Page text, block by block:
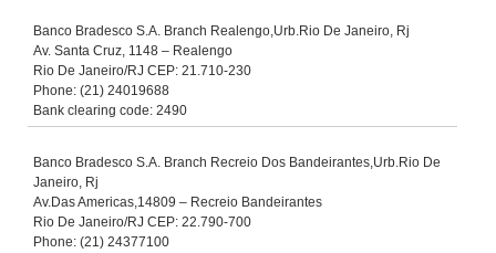
Banco Bradesco S.A. Branch Realengo,Urb.Rio De Janeiro, Rj
Av. Santa Cruz, 1148 – Realengo
Rio De Janeiro/RJ CEP: 21.710-230
Phone: (21) 24019688
Bank clearing code: 2490
Banco Bradesco S.A. Branch Recreio Dos Bandeirantes,Urb.Rio De
Janeiro, Rj
Av.Das Americas,14809 – Recreio Bandeirantes
Rio De Janeiro/RJ CEP: 22.790-700
Phone: (21) 24377100